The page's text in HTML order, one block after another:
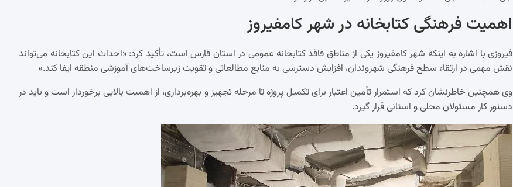
اهمیت فرهنگی کتابخانه در شهر کامفیروز
فیروزی با اشاره به اینکه شهر کامفیروز یکی از مناطق فاقد کتابخانه عمومی در استان فارس است، تأکید کرد: «احداث این کتابخانه می‌تواند
نقش مهمی در ارتقاء سطح فرهنگی شهروندان، افزایش دسترسی به منابع مطالعاتی و تقویت زیرساخت‌های آموزشی منطقه ایفا کند.»
وی همچنین خاطرنشان کرد که استمرار تأمین اعتبار برای تکمیل پروژه تا مرحله تجهیز و بهره‌برداری، از اهمیت بالایی برخوردار است و باید در
دستور کار مسئولان محلی و استانی قرار گیرد.